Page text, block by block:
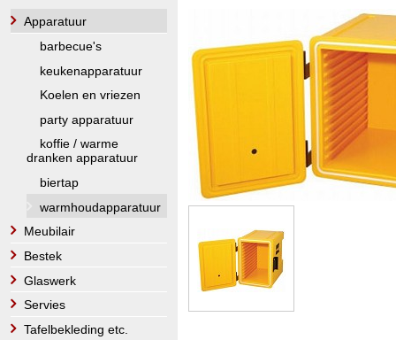
Apparatuur
barbecue's
keukenapparatuur
Koelen en vriezen
party apparatuur
koffie / warme
dranken apparatuur
biertap
warmhoudapparatuur
Meubilair
Bestek
Glaswerk
Servies
Tafelbekleding etc.